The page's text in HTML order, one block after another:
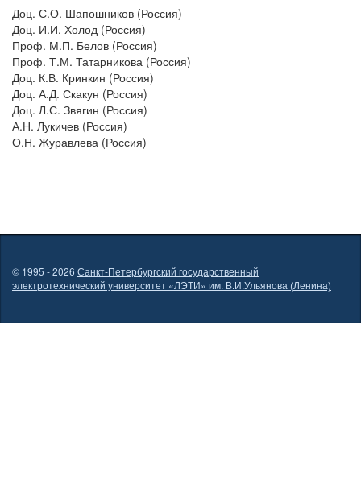
Доц. С.О. Шапошников (Россия)
Доц. И.И. Холод (Россия)
Проф. М.П. Белов (Россия)
Проф. Т.М. Татарникова (Россия)
Доц. К.В. Кринкин (Россия)
Доц. А.Д. Скакун (Россия)
Доц. Л.С. Звягин (Россия)
А.Н. Лукичев (Россия)
О.Н. Журавлева (Россия)
© 1995 - 2026 Санкт-Петербургский государственный
электротехнический университет «ЛЭТИ» им. В.И.Ульянова (Ленина)